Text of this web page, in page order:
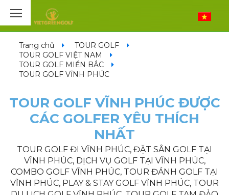
Trang chủ
TOUR GOLF
TOUR GOLF VIỆT NAM
TOUR GOLF MIỀN BẮC
TOUR GOLF VĨNH PHÚC
TOUR GOLF VĨNH PHÚC ĐƯỢC
CÁC GOLFER YÊU THÍCH
NHẤT
TOUR GOLF ĐI VĨNH PHÚC, ĐẶT SÂN GOLF TẠI
VĨNH PHÚC, DỊCH VỤ GOLF TẠI VĨNH PHÚC,
COMBO GOLF VĨNH PHÚC, TOUR ĐÁNH GOLF TẠI
VĨNH PHÚC, PLAY & STAY GOLF VĨNH PHÚC, TOUR